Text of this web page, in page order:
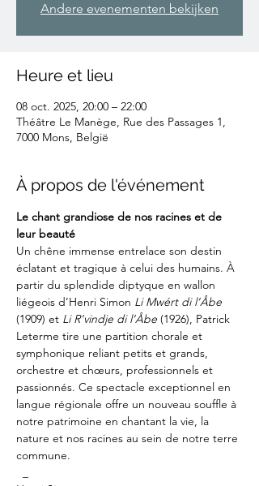
Andere evenementen bekijken
Heure et lieu
08 oct. 2025, 20:00 – 22:00
Théâtre Le Manège, Rue des Passages 1,
7000 Mons, België
À propos de l'événement
Le chant grandiose de nos racines et de
leur beauté
Un chêne immense entrelace son destin
éclatant et tragique à celui des humains. À
partir du splendide diptyque en wallon
liégeois d’Henri Simon Li Mwért di l’Åbe
(1909) et Li R’vindje di l’Åbe (1926), Patrick
Leterme tire une partition chorale et
symphonique reliant petits et grands,
orchestre et chœurs, professionnels et
passionnés. Ce spectacle exceptionnel en
langue régionale offre un nouveau souffle à
notre patrimoine en chantant la vie, la
nature et nos racines au sein de notre terre
commune.